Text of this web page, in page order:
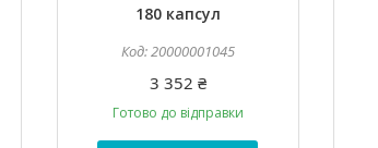
180 капсул
20000001045
3 352 ₴
Готово до відправки